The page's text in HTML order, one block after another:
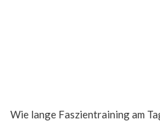
Wie lange Faszientraining am